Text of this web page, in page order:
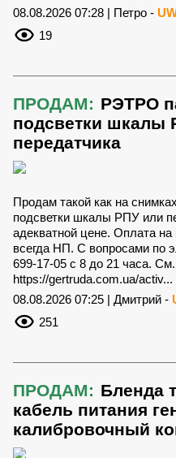
08.08.2026 07:28 | Петро -
19
ПРОДАМ: РЭТРО
подсветки шкалы
передатчика
Продам такой как на
подсветки шкалы РПУ или
адекватной цене. Оплата
всегда НП. С вопросами по
699-17-05 с 8 до 21 часа.
https://gertruda.com.ua/activ...
08.08.2026 07:25 | Дмитрий -
251
ПРОДАМ: Бленда
кабель питания
калибровочный